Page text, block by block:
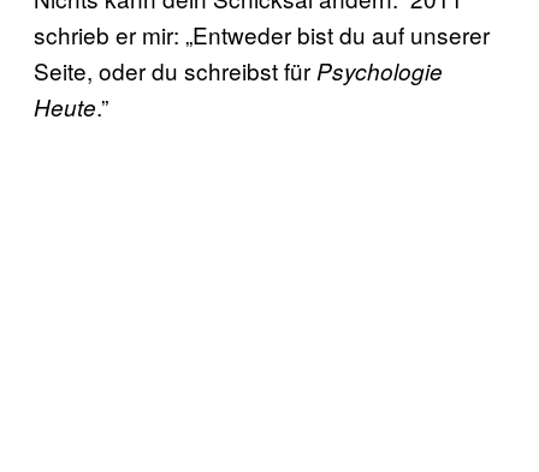
schrieb er mir: „Entweder bist du auf unserer
Seite, oder du schreibst für Psychologie
Heute.”